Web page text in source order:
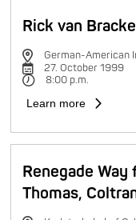
Rick van
German-American
27. October 1999
8:00 p.m.
Learn more
Renegade Way
Thomas,